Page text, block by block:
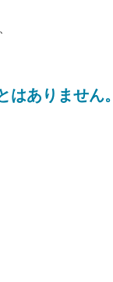
ありません。